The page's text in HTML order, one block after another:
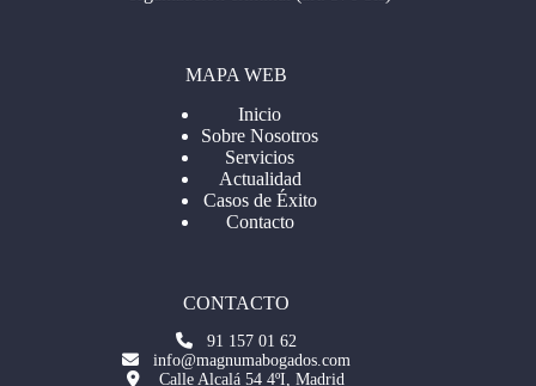
MAPA WEB
Inicio
Sobre Nosotros
Servicios
Actualidad
Casos de Éxito
Contacto
CONTACTO
91 157 01 62
info@magnumabogados.com
Calle Alcalá 54 4ºI, Madrid